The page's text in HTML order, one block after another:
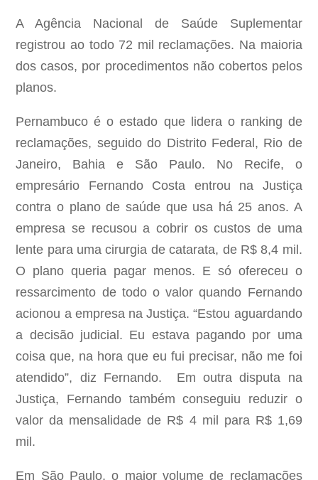
A Agência Nacional de Saúde Suplementar
registrou ao todo 72 mil reclamações. Na maioria
dos casos, por procedimentos não cobertos pelos
planos.
Pernambuco é o estado que lidera o ranking de
reclamações, seguido do Distrito Federal, Rio de
Janeiro, Bahia e São Paulo. No Recife, o
empresário Fernando Costa entrou na Justiça
contra o plano de saúde que usa há 25 anos. A
empresa se recusou a cobrir os custos de uma
lente para uma cirurgia de catarata, de R$ 8,4 mil.
O plano queria pagar menos. E só ofereceu o
ressarcimento de todo o valor quando Fernando
acionou a empresa na Justiça. “Estou aguardando
a decisão judicial. Eu estava pagando por uma
coisa que, na hora que eu fui precisar, não me foi
atendido”, diz Fernando. Em outra disputa na
Justiça, Fernando também conseguiu reduzir o
valor da mensalidade de R$ 4 mil para R$ 1,69
mil.
Em São Paulo, o maior volume de reclamações